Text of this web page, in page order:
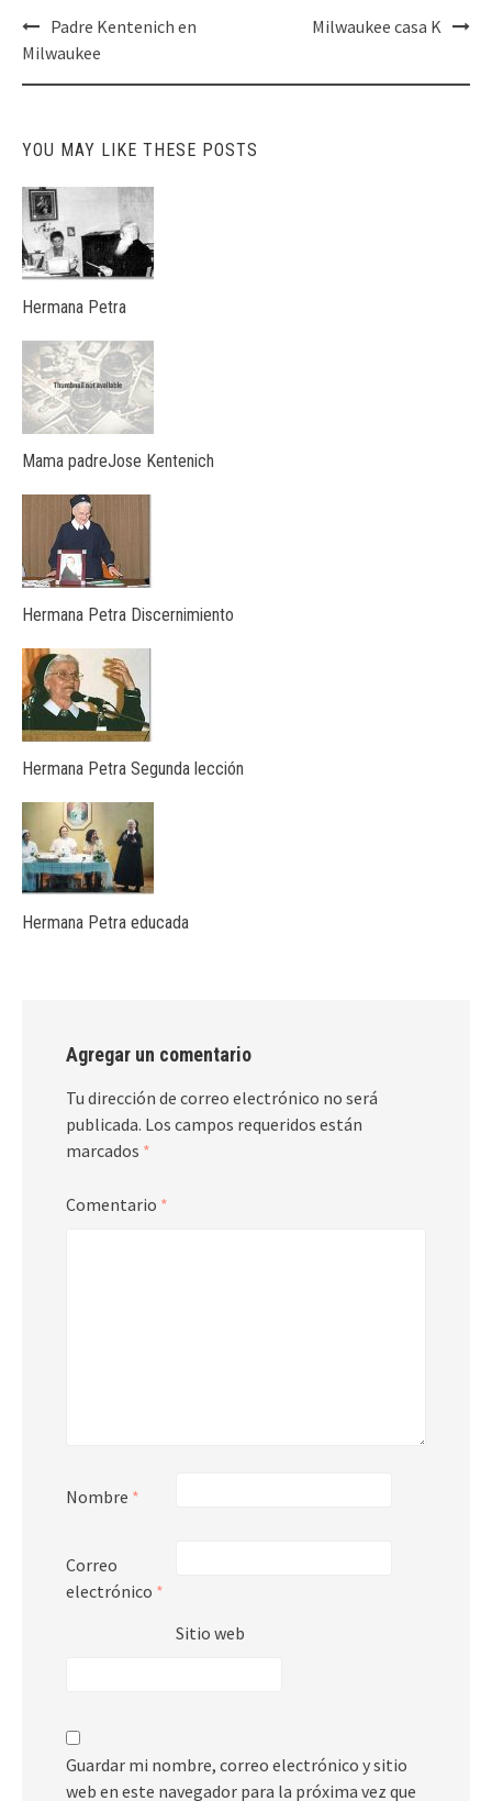
Post
navigation
Padre Kentenich en
Milwaukee
Milwaukee casa K
YOU MAY LIKE THESE POSTS
Hermana Petra
Mama padreJose Kentenich
Hermana Petra Discernimiento
Hermana Petra Segunda lección
Hermana Petra educada
Agregar un comentario
Tu dirección de correo electrónico no será
publicada. Los campos requeridos están
marcados *
Comentario *
Nombre *
Correo
electrónico *
Sitio web
Guardar mi nombre, correo electrónico y sitio
web en este navegador para la próxima vez que